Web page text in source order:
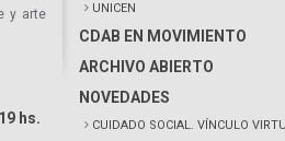
y arte
hs.
UNICEN
CDAB EN MOVIMIENTO
ARCHIVO ABIERTO
NOVEDADES
CUIDADO SOCIAL. VÍNCULO